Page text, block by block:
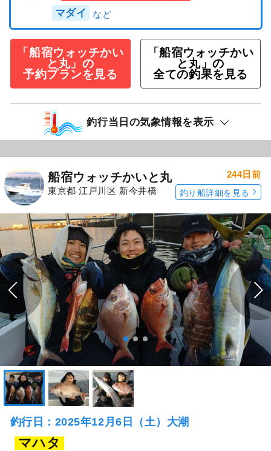
マダイ
「船宿ウォッチかい
と丸」の
予約プランを見る
「船宿ウォッチかい
と丸」の
全ての釣果を見る
釣行当日の気象情報を表示
船宿ウォッチかいと丸
東京都 江戸川区 新今井橋
244日前
釣り船詳細を見る
釣行日：2025年12月6日（土）大潮
マハタ